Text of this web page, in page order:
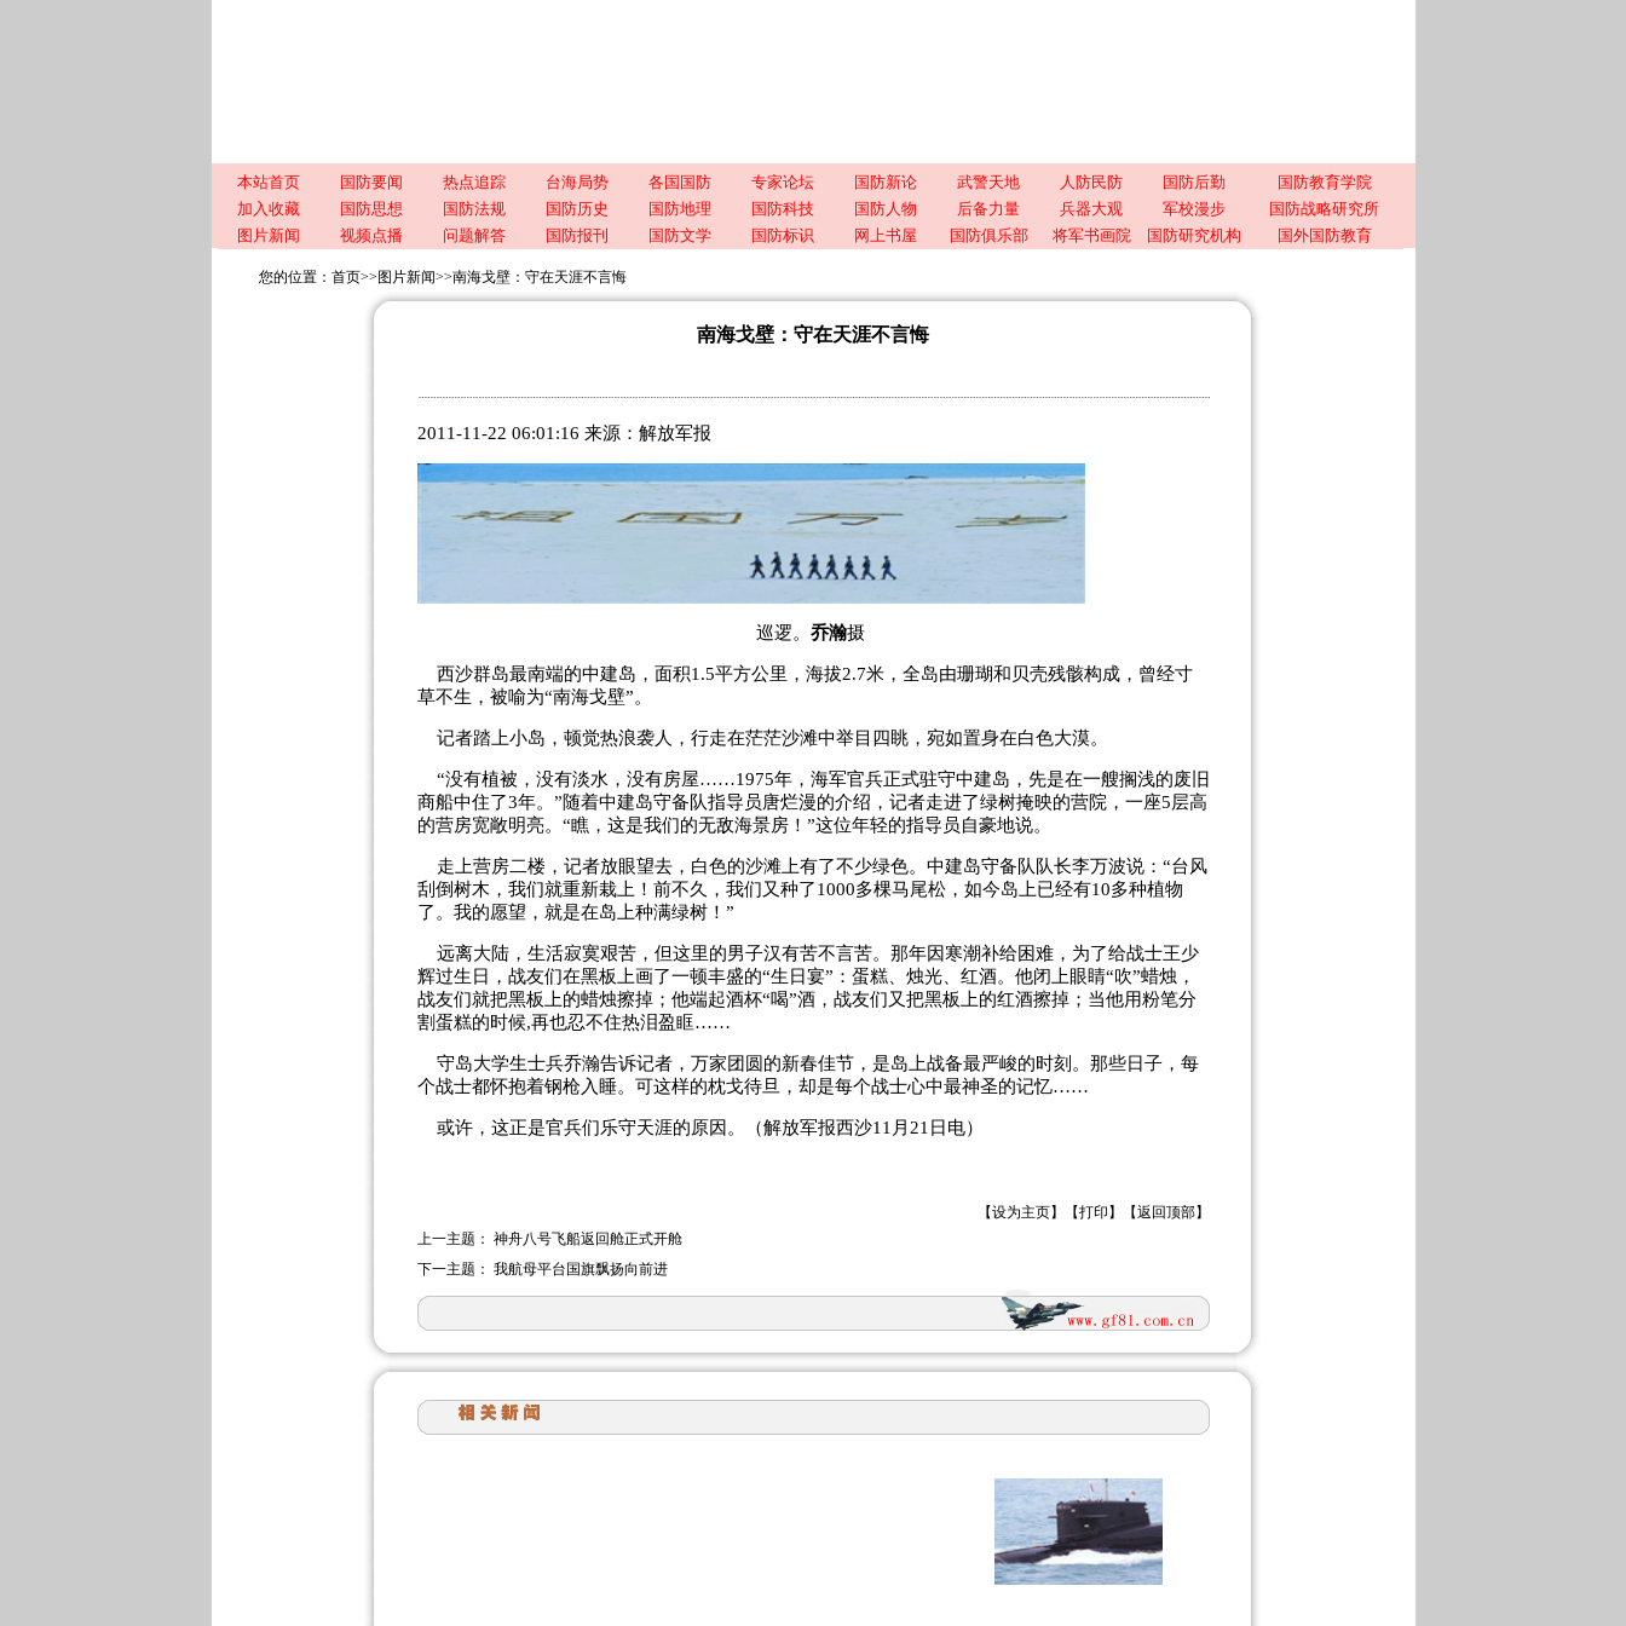
本站首页 国防要闻 热点追踪 台海局势 各国国防 专家论坛 国防新论 武警天地 人防民防 国防后勤
国防教育学院
加入收藏
国防思想 国防法规 国防历史 国防地理 国防科技 国防人物 后备力量 兵器大观 军校漫步
国防战略研究所
图片新闻
视频点播 问题解答 国防报刊 国防文学 国防标识 网上书屋 国防俱乐部 将军书画院 国防研究机构 国外国防教育
您的位置： 首页>> 图片新闻>>南海戈壁：守在天涯不言悔
南海戈壁：守在天涯不言悔
2011-11-22 06:01:16 来源： 解放军报
巡逻。 乔瀚摄
西沙群岛最南端的中建岛，面积1.5平方公里，海拔2.7米，全岛由珊瑚和贝壳残骸构成，曾经寸
草不生，被喻为“南海戈壁”。
记者踏上小岛，顿觉热浪袭人，行走在茫茫沙滩中举目四眺，宛如置身在白色大漠。
“没有植被，没有淡水，没有房屋……1975年，海军官兵正式驻守中建岛，先是在一艘搁浅的废旧
商船中住了3年。”随着中建岛守备队指导员唐烂漫的介绍，记者走进了绿树掩映的营院，一座5层高
的营房宽敞明亮。“瞧，这是我们的无敌海景房！”这位年轻的指导员自豪地说。
走上营房二楼，记者放眼望去，白色的沙滩上有了不少绿色。中建岛守备队队长李万波说：“台风
刮倒树木，我们就重新栽上！前不久，我们又种了1000多棵马尾松，如今岛上已经有10多种植物
了。我的愿望，就是在岛上种满绿树！”
远离大陆，生活寂寞艰苦，但这里的男子汉有苦不言苦。那年因寒潮补给困难，为了给战士王少
辉过生日，战友们在黑板上画了一顿丰盛的“生日宴”：蛋糕、烛光、红酒。他闭上眼睛“吹”蜡烛，
战友们就把黑板上的蜡烛擦掉；他端起酒杯“喝”酒，战友们又把黑板上的红酒擦掉；当他用粉笔分
割蛋糕的时候,再也忍不住热泪盈眶……
守岛大学生士兵乔瀚告诉记者，万家团圆的新春佳节，是岛上战备最严峻的时刻。那些日子，每
个战士都怀抱着钢枪入睡。可这样的枕戈待旦，却是每个战士心中最神圣的记忆……
或许，这正是官兵们乐守天涯的原因。（解放军报西沙11月21日电）
【设为主页】【打印 】【返回顶部】
上一主题： 神舟八号飞船返回舱正式开舱
下一主题： 我航母平台国旗飘扬向前进